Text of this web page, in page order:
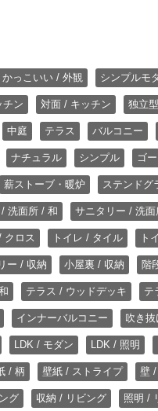
かっこいい / 外観 シンプルモ
チン 対面 / キッチン 独立
中庭 テラス バルコニー
ナチュラル シンプル ゴ
薪ストーブ・暖炉 ステンドグ
洗面所 / 和 サニタリー / 洗
クロス トイレ / タイル ト
ー / 収納 小屋裏 / 収納 階
テラス / ウッドデッキ テ
インナーバルコニー 吹き
LDK / モダン LDK / 照明
/ 柄 壁紙 / ストライプ 壁
グ 収納 / リビング 照明 /